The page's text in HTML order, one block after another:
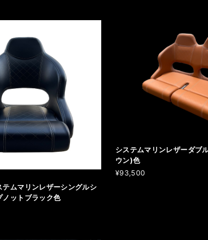
テムマリンレザーシングルシ
ットブラック色
システムマリンレザーダブ
ウン)色
¥93,500